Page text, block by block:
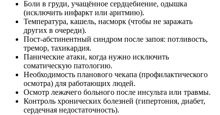
Боли в груди, учащённое сердцебиение, одышка
(исключить инфаркт или аритмию).
Температура, кашель, насморк (чтобы не заражать
других в очереди).
Пост‑абстинентный синдром после запоя: потливость,
тремор, тахикардия.
Панические атаки, когда нужно исключить
соматическую патологию.
Необходимость планового чекапа (профилактического
осмотра) для работающих людей.
Осмотр лежачего больного после инсульта или травмы.
Контроль хронических болезней (гипертония, диабет,
сердечная недостаточность).